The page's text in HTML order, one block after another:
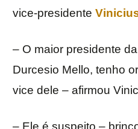
vice-presidente
– O maior presidente
Durcesio Mello, tenho
vice dele – afirmou